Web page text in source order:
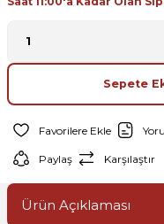
Sepete
Paylaş Karşılaştır
Ürün Açıklaması